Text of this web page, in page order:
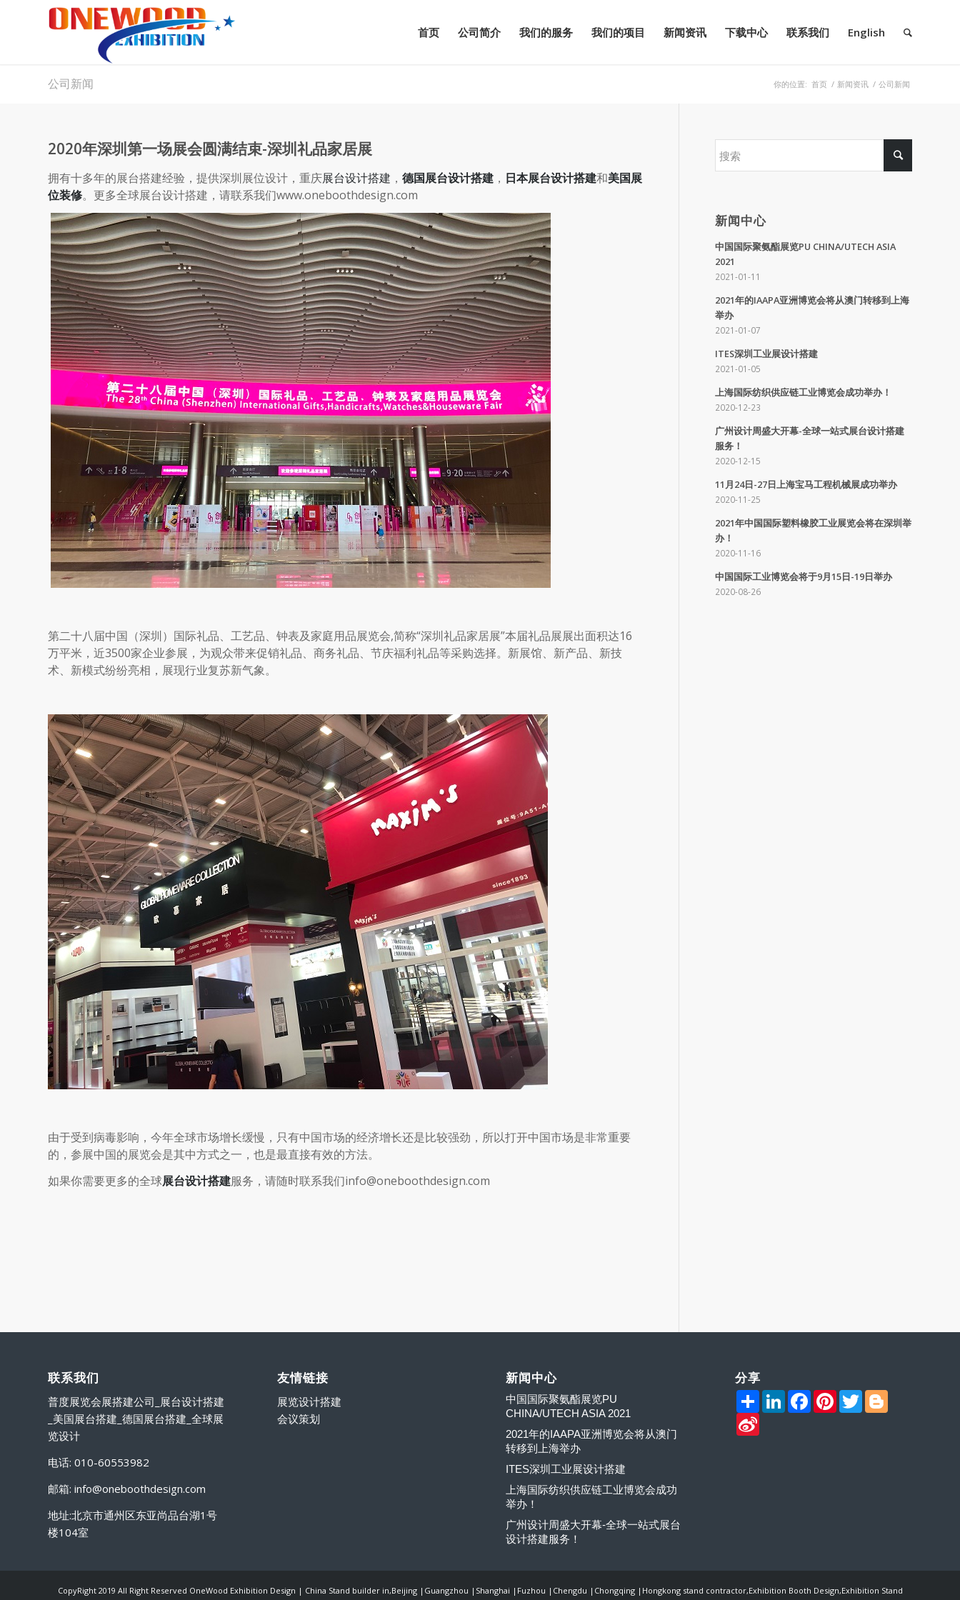
首页 公司简介 我们的服务 我们的项目 新闻资讯 下载中心 联系我们 English
公司新闻 你的位置: 首页 / 新闻资讯 / 公司新闻
2020年深圳第一场展会圆满结束-深圳礼品家居展
拥有十多年的展台搭建经验 ，提供深圳展位设计，重庆展台设计搭建 ， 德国展台设计搭建 ， 日本展台设计搭建和美国展
位装修。更多全球展台设计搭建，请联系我们www.oneboothdesign.com
第二十八届中国（深圳）国际礼品、工艺品、钟表及家庭用品展览会,简称“深圳礼品家居展”本届礼品展展出面积达16
万平米，近3500家企业参展，为观众带来促销礼品、商务礼品、节庆福利礼品等采购选择。新展馆、新产品、新技
术、新模式纷纷亮相，展现行业复苏新气象。
由于受到病毒影响，今年全球市场增长缓慢，只有中国市场的经济增长还是比较强劲，所以打开中国市场是非常重要
的，参展中国的展览会是其中方式之一，也是最直接有效的方法。
如果你需要更多的全球展台设计搭建服务，请随时联系我们info@oneboothdesign.com
新闻中心
中国国际聚氨酯展览PU CHINA/UTECH ASIA
2021
2021-01-11
2021年的IAAPA亚洲博览会将从澳门转移到上海
举办
2021-01-07
ITES深圳工业展设计搭建
2021-01-05
上海国际纺织供应链工业博览会成功举办！
2020-12-23
广州设计周盛大开幕-全球一站式展台设计搭建
服务！
2020-12-15
11月24日-27日上海宝马工程机械展成功举办
2020-11-25
2021年中国国际塑料橡胶工业展览会将在深圳举
办！
2020-11-16
中国国际工业博览会将于9月15日-19日举办
2020-08-26
联系我们
普度展览会展搭建公司_展台设计搭建
_美国展台搭建_德国展台搭建_全球展
览设计
电话: 010-60553982
邮箱: info@oneboothdesign.com
地址:北京市通州区东亚尚品台湖1号
楼104室
友情链接
展览设计搭建
会议策划
新闻中心
中国国际聚氨酯展览PU
CHINA/UTECH ASIA 2021
2021年的IAAPA亚洲博览会将从澳门
转移到上海举办
ITES深圳工业展设计搭建
上海国际纺织供应链工业博览会成功
举办！
广州设计周盛大开幕-全球一站式展台
设计搭建服务！
分享
ShareLinkedInFacebookPinterest
TwitterBlogger
Sina
CopyRight 2019 All Right Reserved OneWood Exhibition Design | China Stand builder in,Beijing |Guangzhou |Shanghai |Fuzhou |Chengdu |Chongqing |Hongkong stand contractor,Exhibition Booth Design,Exhibition Stand